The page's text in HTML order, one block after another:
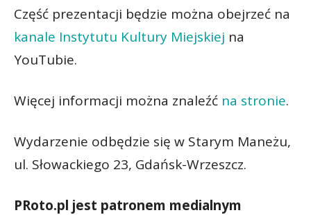
Część prezentacji będzie można obejrzeć na
kanale Instytutu Kultury Miejskiej na
YouTubie.
Więcej informacji można znaleźć na stronie.
Wydarzenie odbędzie się w Starym Maneżu,
ul. Słowackiego 23, Gdańsk-Wrzeszcz.
PRoto.pl jest patronem medialnym